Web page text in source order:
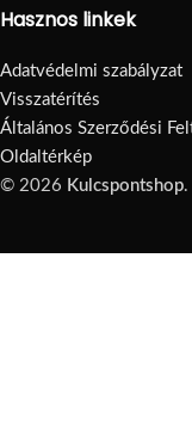
Hasznos linkek
Adatvédelmi szabályzat
Visszatérítés
Általános Szerződési
Oldaltérkép
© 2026 Kulcspontshop